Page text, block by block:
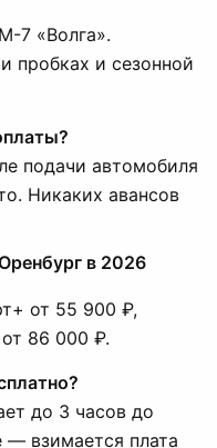
7 «Волга».
пробках и сезонной
подачи автомобиля
Никаких авансов
в 2026
от 55 900 ₽,
86 000 ₽.
до 3 часов до
— взимается плата